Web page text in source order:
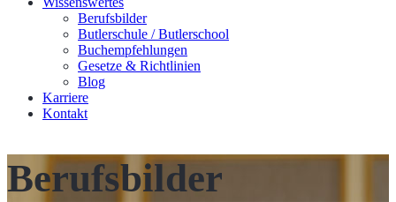
Berufsbilder
Butlerschule / Butlerschool
Buchempfehlungen
Gesetze & Richtlinien
Blog
Karriere
Kontakt
Berufsbilder